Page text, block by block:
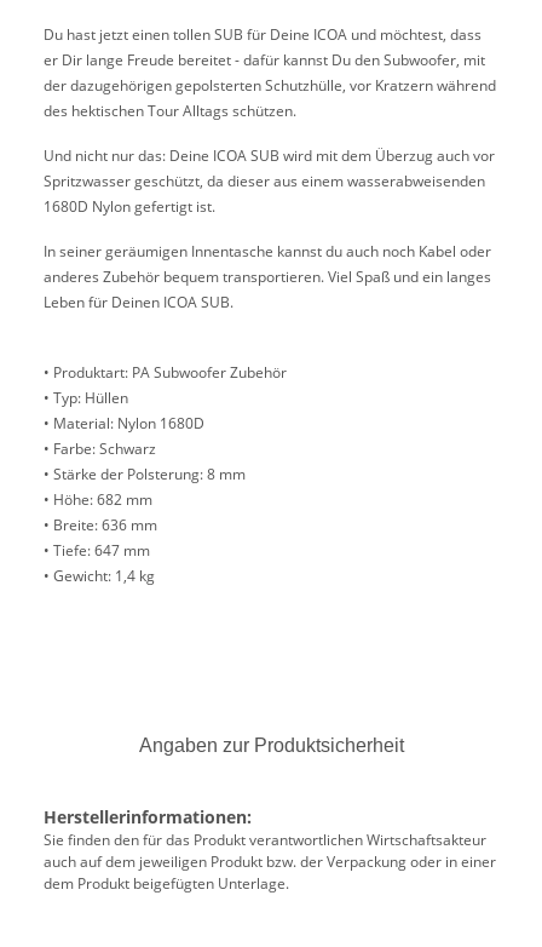
Du hast jetzt einen tollen SUB für Deine ICOA und möchtest, dass
er Dir lange Freude bereitet - dafür kannst Du den Subwoofer, mit
der dazugehörigen gepolsterten Schutzhülle, vor Kratzern während
des hektischen Tour Alltags schützen.
Und nicht nur das: Deine ICOA SUB wird mit dem Überzug auch vor
Spritzwasser geschützt, da dieser aus einem wasserabweisenden
1680D Nylon gefertigt ist.
In seiner geräumigen Innentasche kannst du auch noch Kabel oder
anderes Zubehör bequem transportieren. Viel Spaß und ein langes
Leben für Deinen ICOA SUB.
• Produktart: PA Subwoofer Zubehör
• Typ: Hüllen
• Material: Nylon 1680D
• Farbe: Schwarz
• Stärke der Polsterung: 8 mm
• Höhe: 682 mm
• Breite: 636 mm
• Tiefe: 647 mm
• Gewicht: 1,4 kg
Angaben zur Produktsicherheit
Herstellerinformationen:
Sie finden den für das Produkt verantwortlichen Wirtschaftsakteur
auch auf dem jeweiligen Produkt bzw. der Verpackung oder in einer
dem Produkt beigefügten Unterlage.